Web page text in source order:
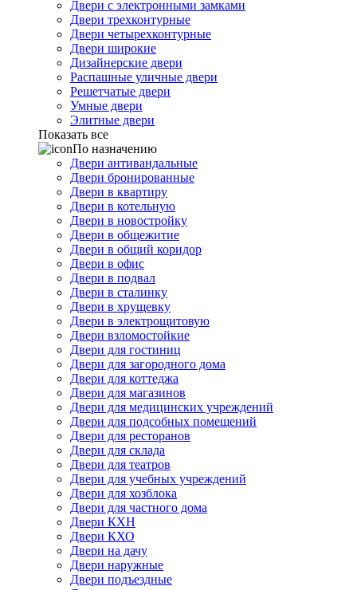
Двери с электронными замками
Двери трехконтурные
Двери четырехконтурные
Двери широкие
Дизайнерские двери
Распашные уличные двери
Решетчатые двери
Умные двери
Элитные двери
Показать все
По назначению
Двери антивандальные
Двери бронированные
Двери в квартиру
Двери в котельную
Двери в новостройку
Двери в общежитие
Двери в общий коридор
Двери в офис
Двери в подвал
Двери в сталинку
Двери в хрущевку
Двери в электрощитовую
Двери взломостойкие
Двери для гостиниц
Двери для загородного дома
Двери для коттеджа
Двери для магазинов
Двери для медицинских учреждений
Двери для подсобных помещений
Двери для ресторанов
Двери для склада
Двери для театров
Двери для учебных учреждений
Двери для хозблока
Двери для частного дома
Двери КХН
Двери КХО
Двери на дачу
Двери наружные
Двери подъездные